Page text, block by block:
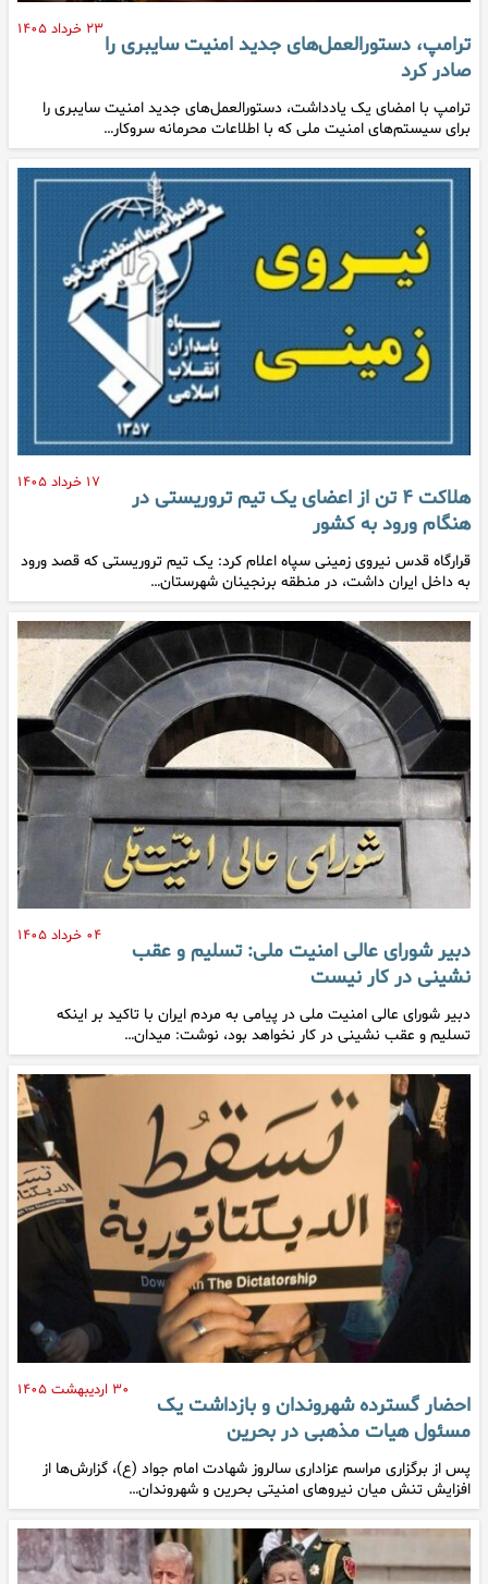
۲۳ خرداد ۱۴۰۵
ترامپ، دستورالعمل‌های جدید امنیت سایبری را
صادر کرد
ترامپ با امضای یک یادداشت، دستورالعمل‌های جدید امنیت سایبری را
برای سیستم‌های امنیت ملی که با اطلاعات محرمانه سروکار…
۱۷ خرداد ۱۴۰۵
هلاکت ۴ تن از اعضای یک تیم تروریستی در
هنگام ورود به کشور
قرارگاه قدس نیروی زمینی سپاه اعلام کرد: یک تیم تروریستی که قصد ورود
به داخل ایران داشت، در منطقه برنجینان شهرستان…
۰۴ خرداد ۱۴۰۵
دبیر شورای عالی امنیت ملی: تسلیم و عقب
نشینی در کار نیست
دبیر شورای عالی امنیت ملی در پیامی به مردم ایران با تاکید بر اینکه
تسلیم و عقب نشینی در کار نخواهد بود، نوشت: میدان…
۳۰ اردیبهشت ۱۴۰۵
احضار گسترده شهروندان و بازداشت یک
مسئول هیات مذهبی در بحرین
پس از برگزاری مراسم عزاداری سالروز شهادت امام جواد (ع)، گزارش‌ها از
افزایش تنش میان نیروهای امنیتی بحرین و شهروندان…